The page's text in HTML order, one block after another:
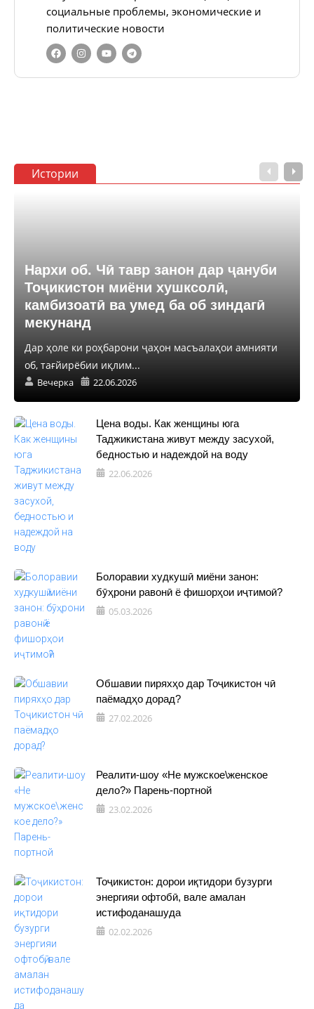
социальные проблемы, экономические и
политические новости
Истории
Нархи об. Чӣ тавр занон дар ҷануби
Тоҷикистон миёни хушксолӣ,
камбизоатӣ ва умед ба об зиндагӣ
мекунанд
Дар ҳоле ки роҳбарони ҷаҳон масъалаҳои амнияти
об, тағйирёбии иқлим...
Вечерка 22.06.2026
Цена воды. Как женщины юга
Таджикистана живут между засухой,
бедностью и надеждой на воду
22.06.2026
Болоравии худкушӣ миёни занон:
бӯҳрони равонӣ ё фишорҳои иҷтимоӣ?
05.03.2026
Обшавии пиряхҳо дар Тоҷикистон чӣ
паёмадҳо дорад?
27.02.2026
Реалити-шоу «Не мужское\женское
дело?» Парень-портной
23.02.2026
Тоҷикистон: дорои иқтидори бузурги
энергияи офтобӣ, вале амалан
истифоданашуда
02.02.2026